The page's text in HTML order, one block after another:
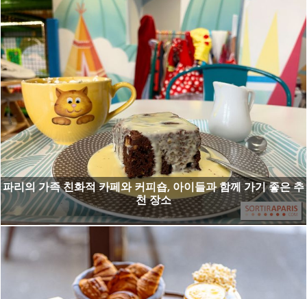
파리의 가족 친화적 카페와 커피숍, 아이들과 함께 가기 좋은 추
천 장소